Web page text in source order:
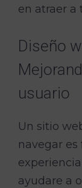
en atraer a
Diseño
usuario
Un sitio
navegar
ayudare a